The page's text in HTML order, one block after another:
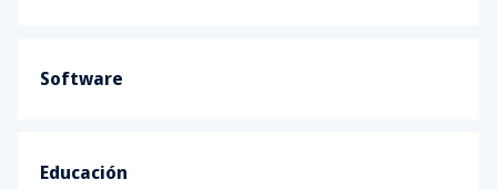
Software
Educación